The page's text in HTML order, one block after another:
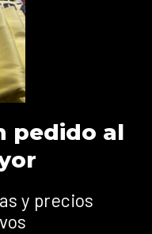
pedido al
y precios